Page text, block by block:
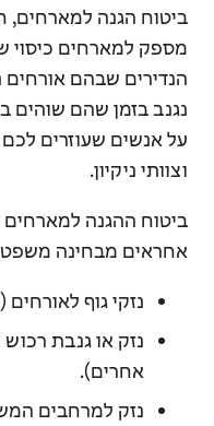
הנדירים שבהם אורחים
נגנב בזמן שהם שוהים
על אנשים שעוזרים
וצוותי ניקיון.
ביטוח ההגנה
אחראים מבחינה
נזקי גוף
נזק או גנבת
אחרים).
נזק למרחבים